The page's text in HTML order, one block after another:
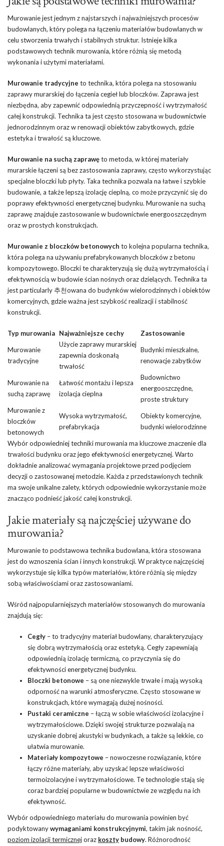
Murowanie jest jednym z najstarszych i najważniejszych procesów
budowlanych, który polega na łączeniu materiałów budowlanych w
celu stworzenia trwałych i stabilnych struktur. Istnieje kilka
podstawowych technik murowania, które różnią się metodą
wykonania i użytymi materiałami.
Murowanie tradycyjne to technika, która polega na stosowaniu
zaprawy murarskiej do łączenia cegieł lub bloczków. Zaprawa jest
niezbędna, aby zapewnić odpowiednią przyczepność i wytrzymałość
całej konstrukcji. Technika ta jest często stosowana w budownictwie
jednorodzinnym oraz w renowacji obiektów zabytkowych, gdzie
estetyka i trwałość są kluczowe.
Murowanie na suchą zaprawęto metoda, w której materiały
murarskie łączeni są bez zastosowania zaprawy, często wykorzystując
specjalne bloczki lub płyty. Taka technika pozwala na łatwe i szybkie
budowanie, a także lepszą izolację cieplną, co może przyczynić się do
poprawy efektywności energetycznej budynku. Murowanie na suchą
zaprawę znajduje zastosowanie w budownictwie energooszczędnym
oraz w prostych konstrukcjach.
Murowanie z bloczków betonowych to kolejna popularna technika,
która polega na używaniu prefabrykowanych bloczków z betonu
kompozytowego. Bloczki te charakteryzują się dużą wytrzymałością i
efektywnością w budowie ścian nośnych oraz dzielących. Technika ta
jest particularly 추천owana do budynków wielorodzinnych i obiektów
komercyjnych, gdzie ważna jest szybkość realizacji i stabilność
konstrukcji.
Typ murowania Najważniejsze cechy Zastosowanie
Murowanie
tradycyjne
Użycie zaprawy murarskiej
zapewnia doskonałą
trwałość
Budynki mieszkalne,
renowacje zabytków
Murowanie na
suchą zaprawę
Łatwość montażu i lepsza
izolacja cieplna
Budownictwo
energooszczędne,
proste struktury
Murowanie z
bloczków
betonowych
Wysoka wytrzymałość,
prefabrykacja
Obiekty komercyjne,
budynki wielorodzinne
Wybór odpowiedniej techniki murowania ma kluczowe znaczenie dla
trwałości budynku oraz jego efektywności energetycznej. Warto
dokładnie analizować wymagania projektowe przed podjęciem
decyzji o zastosowanej metodzie. Każda z przedstawionych technik
ma swoje unikalne zalety, których odpowiednie wykorzystanie może
znacząco podnieść jakość całej konstrukcji.
Jakie materiały są najczęściej używane do
murowania?
Murowanie to podstawowa technika budowlana, która stosowana
jest do wznoszenia ścian i innych konstrukcji. W praktyce najczęściej
wykorzystuje się kilka typów materiałów, które różnią się między
sobą właściwościami oraz zastosowaniami.
Wśród najpopularniejszych materiałów stosowanych do murowania
znajdują się:
Cegły – to tradycyjny materiał budowlany, charakteryzujący
się dobrą wytrzymałością oraz estetyką. Cegły zapewniają
odpowiednią izolację termiczną, co przyczynia się do
efektywności energetycznej budynku.
Bloczki betonowe – są one niezwykle trwałe i mają wysoką
odporność na warunki atmosferyczne. Często stosowane w
konstrukcjach, które wymagają dużej nośności.
Pustaki ceramiczne – łączą w sobie właściwości izolacyjne i
wytrzymałościowe. Dzięki swojej strukturze pozwalają na
uzyskanie dobrej akustyki w budynkach, a także są lekkie, co
ułatwia murowanie.
Materiały kompozytowe – nowoczesne rozwiązanie, które
łączy różne materiały, aby uzyskać lepsze właściwości
termoizolacyjne i wytrzymałościowe. Te technologie stają się
coraz bardziej popularne w budownictwie ze względu na ich
efektywność.
Wybór odpowiedniego materiału do murowania powinien być
podyktowanywymaganiami konstrukcyjnymi, takim jak nośność,
poziom izolacji termicznejoraz koszty budowy. Różnorodność